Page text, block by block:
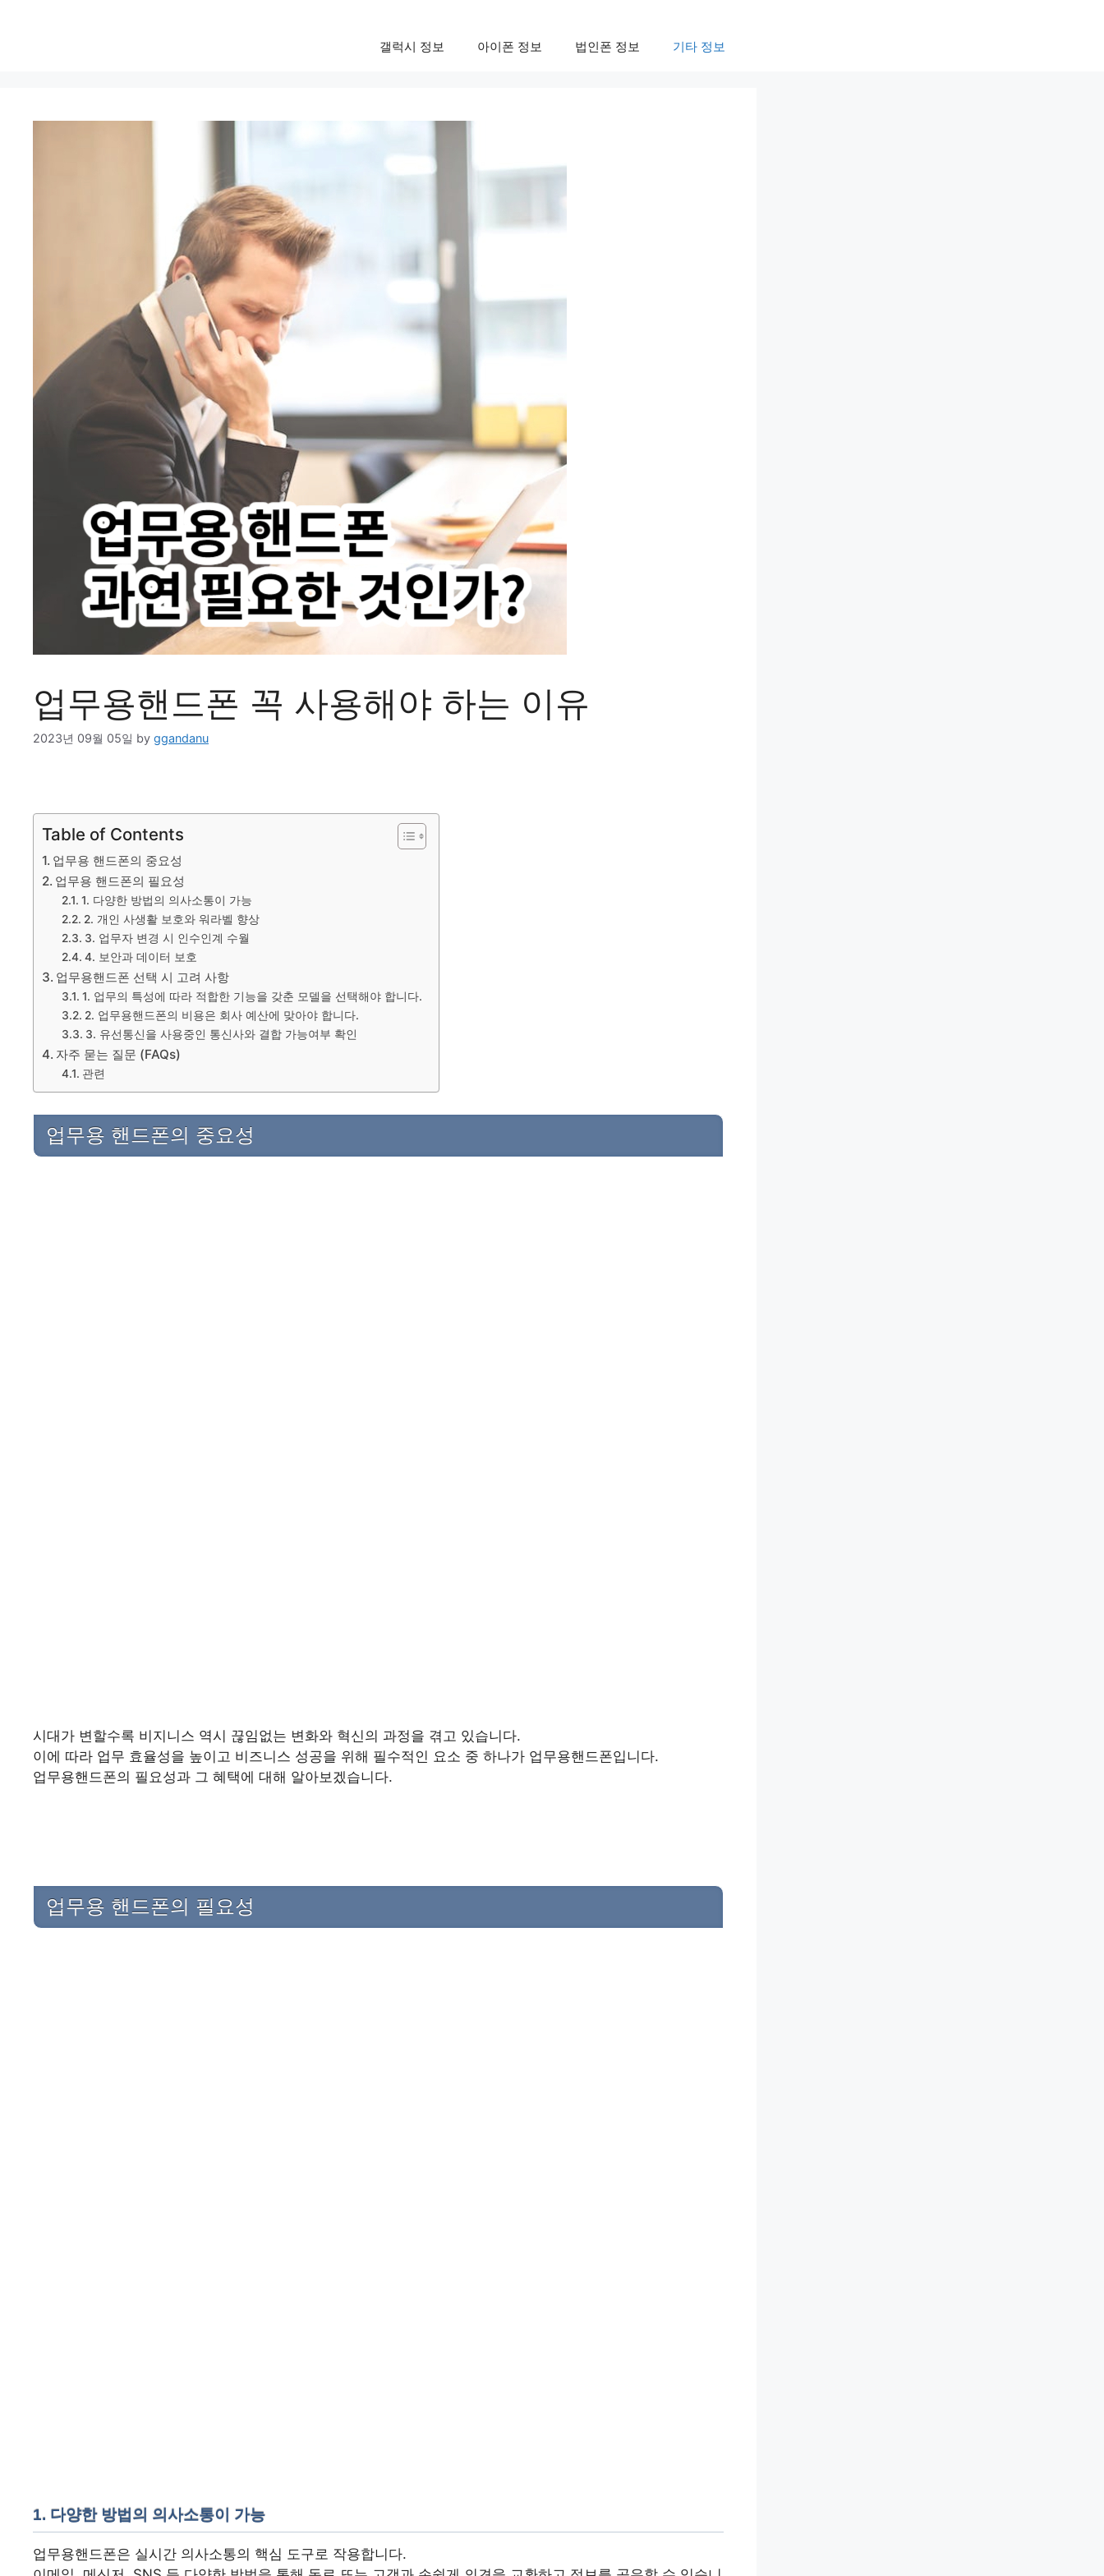
갤럭시 정보 아이폰 정보 법인폰 정보 기타 정보
업무용핸드폰 꼭 사용해야 하는 이유
2023년 09월 05일 by ggandanu
Table of Contents
업무용 핸드폰의 중요성
업무용 핸드폰의 필요성
1. 다양한 방법의 의사소통이 가능
2. 개인 사생활 보호와 워라벨 향상
3. 업무자 변경 시 인수인계 수월
4. 보안과 데이터 보호
업무용핸드폰 선택 시 고려 사항
1. 업무의 특성에 따라 적합한 기능을 갖춘 모델을 선택해야 합니다.
2. 업무용핸드폰의 비용은 회사 예산에 맞아야 합니다.
3. 유선통신을 사용중인 통신사와 결합 가능여부 확인
자주 묻는 질문 (FAQs)
관련
업무용 핸드폰의 중요성
시대가 변할수록 비지니스 역시 끊임없는 변화와 혁신의 과정을 겪고 있습니다.
이에 따라 업무 효율성을 높이고 비즈니스 성공을 위해 필수적인 요소 중 하나가 업무용핸드폰입니다.
업무용핸드폰의 필요성과 그 혜택에 대해 알아보겠습니다.
업무용 핸드폰의 필요성
1. 다양한 방법의 의사소통이 가능
업무용핸드폰은 실시간 의사소통의 핵심 도구로 작용합니다.